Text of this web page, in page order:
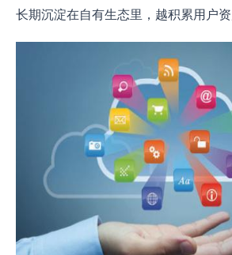
长期沉淀在自有生态里，越积累用户资